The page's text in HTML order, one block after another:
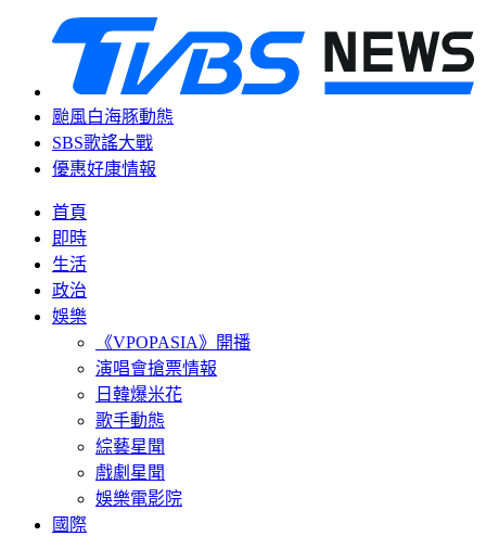
颱風白海豚動態
SBS歌謠大戰
優惠好康情報
首頁
即時
生活
政治
娛樂
《VPOPASIA》開播
演唱會搶票情報
日韓爆米花
歌手動態
綜藝星聞
戲劇星聞
娛樂電影院
國際